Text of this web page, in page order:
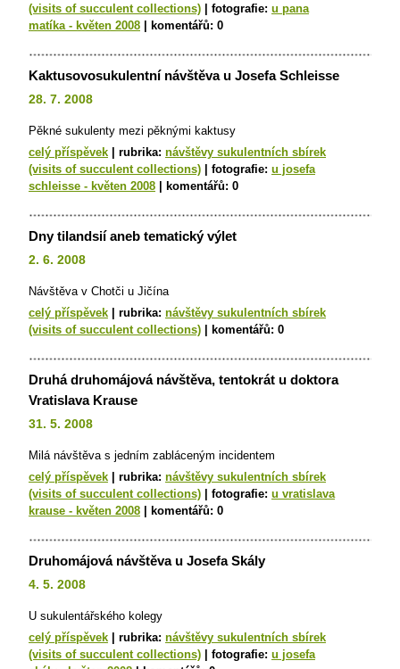
(visits of succulent collections)
fotografie: u pana
matíka - květen 2008
komentářů: 0
Kaktusovosukulentní návštěva u Josefa Schleisse
28. 7. 2008
Pěkné sukulenty mezi pěknými kaktusy
celý příspěvek
rubrika: návštěvy sukulentních sbírek
(visits of succulent collections)
fotografie: u josefa
schleisse - květen 2008
komentářů: 0
Dny tilandsií aneb tematický výlet
2. 6. 2008
Návštěva v Chotči u Jičína
celý příspěvek
rubrika: návštěvy sukulentních sbírek
(visits of succulent collections)
komentářů: 0
Druhá druhomájová návštěva, tentokrát u doktora
Vratislava Krause
31. 5. 2008
Milá návštěva s jedním zabláceným incidentem
celý příspěvek
rubrika: návštěvy sukulentních sbírek
(visits of succulent collections)
fotografie: u vratislava
krause - květen 2008
komentářů: 0
Druhomájová návštěva u Josefa Skály
4. 5. 2008
U sukulentářského kolegy
celý příspěvek
rubrika: návštěvy sukulentních sbírek
(visits of succulent collections)
fotografie: u josefa